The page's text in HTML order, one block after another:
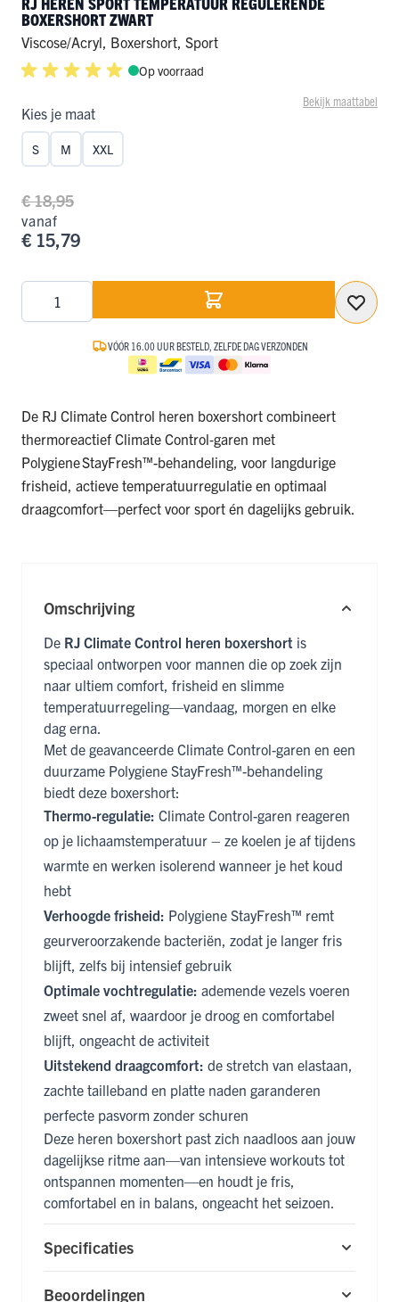
BOXERSHORT ZWART
Viscose/Acryl, Boxershort, Sport
Op voorraad
Bekijk maattabel
Kies je maat
S M XXL
€ 18,95
vanaf
€ 15,79
VÓÓR 16.00 UUR BESTELD, ZELFDE DAG VERZONDEN
De RJ Climate Control heren boxershort combineert
thermoreactief Climate Control‑garen met
Polygiene StayFresh™-behandeling, voor langdurige
frisheid, actieve temperatuurregulatie en optimaal
draagcomfort—perfect voor sport én dagelijks gebruik.
Omschrijving
De RJ Climate Control heren boxershort is
speciaal ontworpen voor mannen die op zoek zijn
naar ultiem comfort, frisheid en slimme
temperatuurregeling—vandaag, morgen en elke
dag erna.
Met de geavanceerde Climate Control-garen en een
duurzame Polygiene StayFresh™-behandeling
biedt deze boxershort:
Thermo-regulatie: Climate Control-garen reageren
op je lichaamstemperatuur – ze koelen je af tijdens
warmte en werken isolerend wanneer je het koud
hebt
Verhoogde frisheid: Polygiene StayFresh™ remt
geurveroorzakende bacteriën, zodat je langer fris
blijft, zelfs bij intensief gebruik
Optimale vochtregulatie: ademende vezels voeren
zweet snel af, waardoor je droog en comfortabel
blijft, ongeacht de activiteit
Uitstekend draagcomfort: de stretch van elastaan,
zachte tailleband en platte naden garanderen
perfecte pasvorm zonder schuren
Deze heren boxershort past zich naadloos aan jouw
dagelijkse ritme aan—van intensieve workouts tot
ontspannen momenten—en houdt je fris,
comfortabel en in balans, ongeacht het seizoen.
Specificaties
Beoordelingen